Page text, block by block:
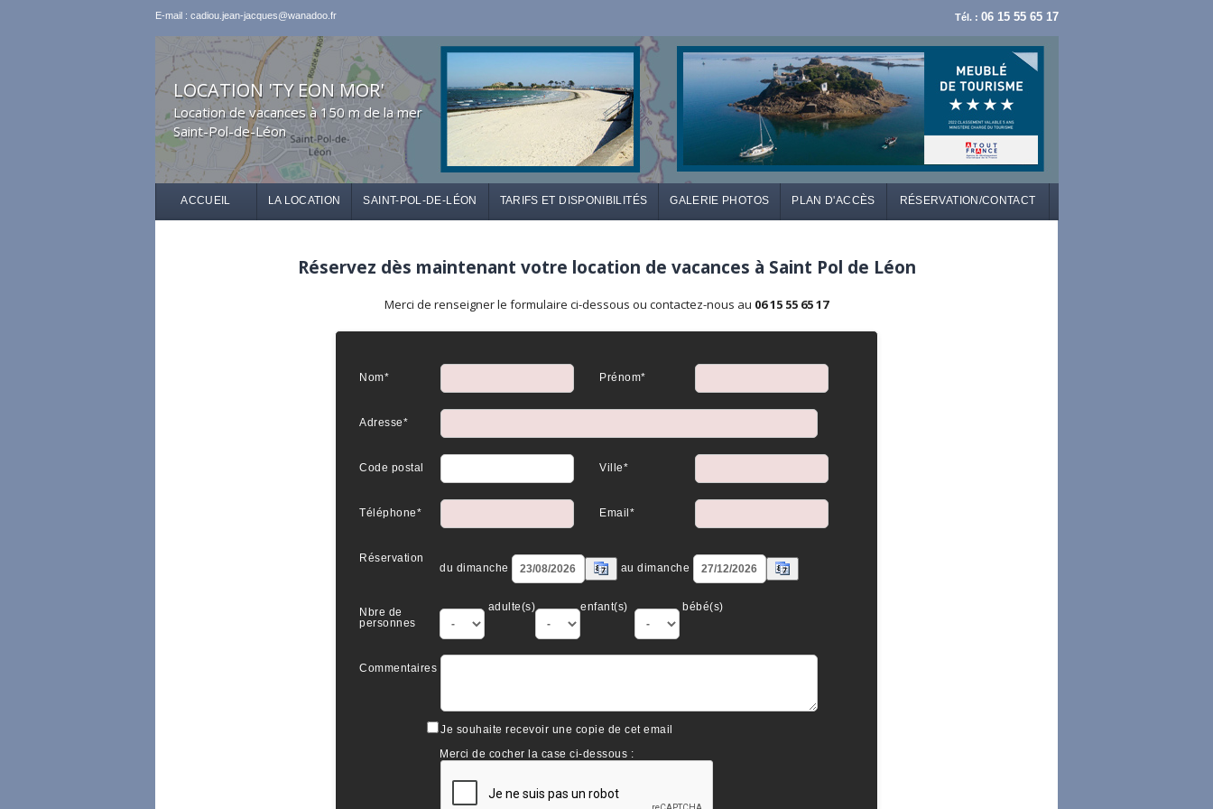
E-mail : cadiou.jean-jacques@wanadoo.fr Tél. : 06 15 55 65 17
LOCATION 'TY EON MOR'
Location de vacances à 150 m de la mer
Saint-Pol-de-Léon
ACCUEIL LA LOCATION SAINT-POL-DE-LÉON TARIFS ET DISPONIBILITÉS GALERIE PHOTOS PLAN D'ACCÈS RÉSERVATION/CONTACT
Réservez dès maintenant votre location de vacances à Saint Pol de Léon
Merci de renseigner le formulaire ci-dessous ou contactez-nous au 06 15 55 65 17
Nom* Prénom*
Adresse*
Code postal Ville*
Téléphone* Email*
Réservation
du dimanche au dimanche
Nbre de
personnes
adulte(s) enfant(s) bébé(s)
Commentaires
Je souhaite recevoir une copie de cet email
Merci de cocher la case ci-dessous :